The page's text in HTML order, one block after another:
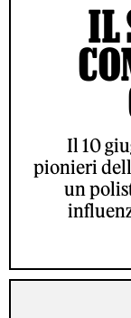
IL
Il 10
pionieri
un